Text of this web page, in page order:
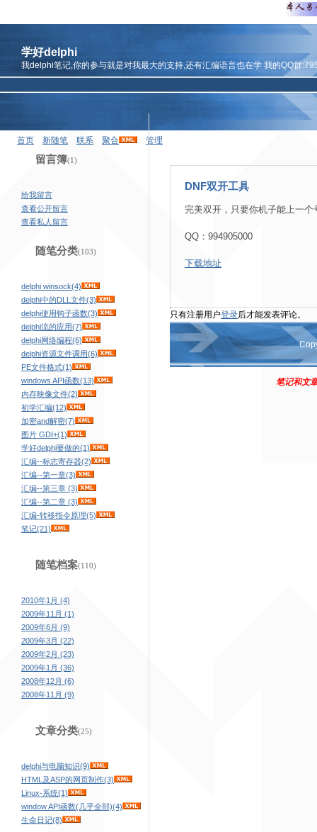
学好delphi
我delphi笔记,你的参与就是对我最大的支持,还有汇编语言也在学 我的QQ群
首页 新随笔 联系 聚合 管理
留言簿(1)
给我留言
查看公开留言
查看私人留言
随笔分类(103)
delphi winsock(4)
delphi中的DLL文件(3)
delphi使用钩子函数(3)
delphi流的应用(7)
delphi网络编程(6)
delphi资源文件调用(6)
PE文件格式(1)
windows API函数(13)
内存映像文件(2)
初学汇编(12)
加密and解密(7)
图片 GDI+(1)
学好delphi要做的(1)
汇编--标志寄存器(2)
汇编--第一章(3)
汇编--第三章 (3)
汇编--第二章 (3)
汇编-转移指令原理(5)
笔记(21)
随笔档案(110)
2010年1月 (4)
2009年11月 (1)
2009年6月 (9)
2009年3月 (22)
2009年2月 (23)
2009年1月 (36)
2008年12月 (6)
2008年11月 (9)
文章分类(25)
delphi与电脑知识(9)
HTML及ASP的网页制作(3)
Linux-系统(1)
window API函数(几乎全部)(4)
生命日记(8)
DNF双开工具
完美双开，只要你机子能上一
QQ：994905000
下载地址
只有注册用户登录后才能发表评论。
笔记和文